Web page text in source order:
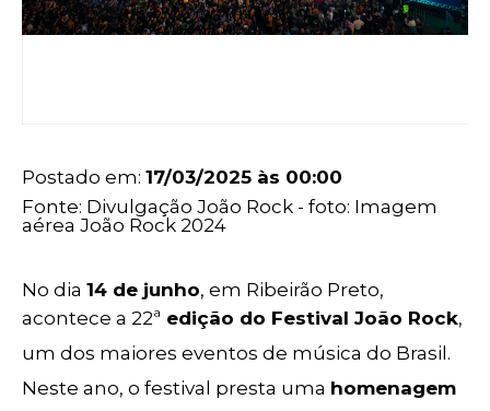
Postado em: 17/03/2025 às 00:00
Fonte: Divulgação João Rock - foto: Imagem
aérea João Rock 2024
No dia 14 de junho, em Ribeirão Preto,
acontece a 22ª edição do Festival João Rock,
um dos maiores eventos de música do Brasil.
Neste ano, o festival presta uma homenagem